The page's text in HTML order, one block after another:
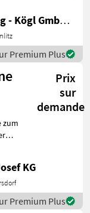
Ledinegg - Kögl GmbH - Obst- und Weinbautechnik
Premium Plus
Prix
sur
demande
zum
KG
Premium Plus